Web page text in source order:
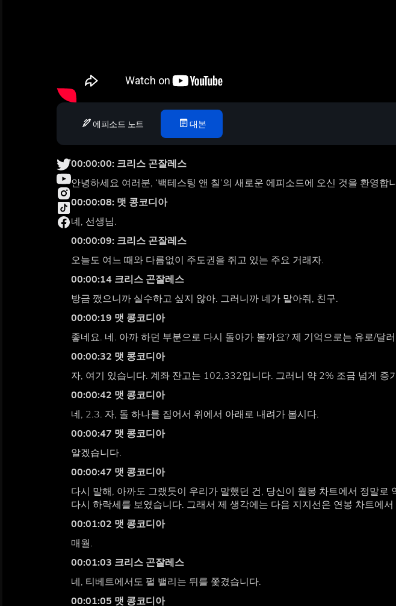
에피소드 노트 대본
00:00:00: 크리스 곤잘레스
안녕하세요 여러분, ‘백테스팅 앤 칠’의 새로운 에피소드에 오신 것을 환영
00:00:08: 맷 콩코디아
네, 선생님.
00:00:09: 크리스 곤잘레스
오늘도 여느 때와 다름없이 주도권을 쥐고 있는 주요 거래자.
00:00:14 크리스 곤잘레스
방금 깼으니까 실수하고 싶지 않아. 그러니까 네가 맡아줘, 친구.
00:00:19 맷 콩코디아
좋네요. 네. 아까 하던 부분으로 다시 돌아가 볼까요? 제 기억으로는 유로/
00:00:32 맷 콩코디아
자, 여기 있습니다. 계좌 잔고는 102,332입니다. 그러니 약 2% 조금 넘게 증
00:00:42 맷 콩코디아
네, 2.3. 자, 돌 하나를 집어서 위에서 아래로 내려가 봅시다.
00:00:47 맷 콩코디아
알겠습니다.
00:00:47 맷 콩코디아
다시 말해, 아까도 그랬듯이 우리가 말했던 건, 당신이 월봉 차트에서 정말
다시 하락세를 보였습니다. 그래서 제 생각에는 다음 지지선은 연봉 차트에
00:01:02 맷 콩코디아
매월.
00:01:03 크리스 곤잘레스
네, 티베트에서도 펄 밸리는 뒤를 쫓겼습니다.
00:01:05 맷 콩코디아